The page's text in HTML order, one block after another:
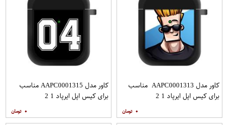
کاور مدل AAPC0001313 مناسب
برای کیس اپل ایرپاد 1 2
۰
کاور مدل AAPC0001315 مناسب
برای کیس اپل ایرپاد 1 2
۰